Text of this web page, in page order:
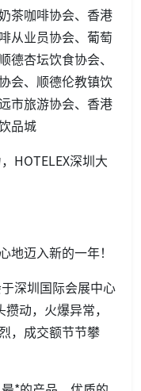
茶咖啡协会、香港
从业员协会、葡萄
杏坛饮食协会、
会、顺德伦教镇饮
市旅游协会、香港
品城
HOTELEX深圳大
地迈入新的一年！
深圳国际会展中心
动，火爆异常，
，成交额节节攀